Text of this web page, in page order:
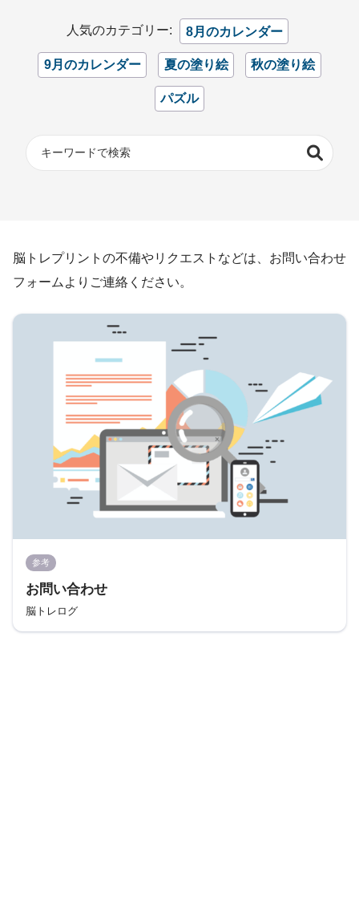
人気のカテゴリー: 8月のカレンダー
9月のカレンダー 夏の塗り絵 秋の塗り絵
パズル
脳トレプリントの不備やリクエストなどは、お問い合わせ
フォームよりご連絡ください。
参考
お問い合わせ
脳トレログ